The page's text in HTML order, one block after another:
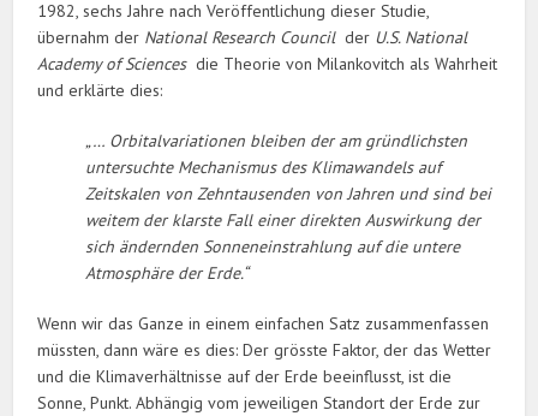
1982, sechs Jahre nach Veröffentlichung dieser Studie,
übernahm der National Research Councilder U.S. National
Academy of Sciencesdie Theorie von Milankovitch als Wahrheit
und erklärte dies:
„… Orbitalvariationen bleiben der am gründlichsten
untersuchte Mechanismus des Klimawandels auf
Zeitskalen von Zehntausenden von Jahren und sind bei
weitem der klarste Fall einer direkten Auswirkung der
sich ändernden Sonneneinstrahlung auf die untere
Atmosphäre der Erde.“
Wenn wir das Ganze in einem einfachen Satz zusammenfassen
müssten, dann wäre es dies: Der grösste Faktor, der das Wetter
und die Klimaverhältnisse auf der Erde beeinflusst, ist die
Sonne, Punkt. Abhängig vom jeweiligen Standort der Erde zur